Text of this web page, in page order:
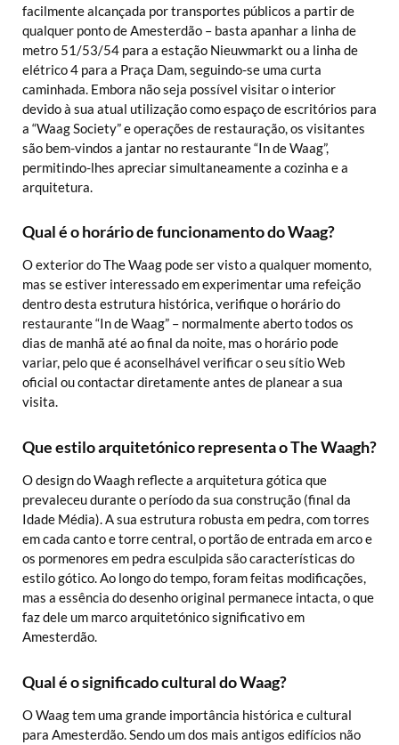
facilmente alcançada por transportes públicos a partir de
qualquer ponto de Amesterdão – basta apanhar a linha de
metro 51/53/54 para a estação Nieuwmarkt ou a linha de
elétrico 4 para a Praça Dam, seguindo-se uma curta
caminhada. Embora não seja possível visitar o interior
devido à sua atual utilização como espaço de escritórios para
a “Waag Society” e operações de restauração, os visitantes
são bem-vindos a jantar no restaurante “In de Waag”,
permitindo-lhes apreciar simultaneamente a cozinha e a
arquitetura.
Qual é o horário de funcionamento do Waag?
O exterior do The Waag pode ser visto a qualquer momento,
mas se estiver interessado em experimentar uma refeição
dentro desta estrutura histórica, verifique o horário do
restaurante “In de Waag” – normalmente aberto todos os
dias de manhã até ao final da noite, mas o horário pode
variar, pelo que é aconselhável verificar o seu sítio Web
oficial ou contactar diretamente antes de planear a sua
visita.
Que estilo arquitetónico representa o The Waagh?
O design do Waagh reflecte a arquitetura gótica que
prevaleceu durante o período da sua construção (final da
Idade Média). A sua estrutura robusta em pedra, com torres
em cada canto e torre central, o portão de entrada em arco e
os pormenores em pedra esculpida são características do
estilo gótico. Ao longo do tempo, foram feitas modificações,
mas a essência do desenho original permanece intacta, o que
faz dele um marco arquitetónico significativo em
Amesterdão.
Qual é o significado cultural do Waag?
O Waag tem uma grande importância histórica e cultural
para Amesterdão. Sendo um dos mais antigos edifícios não